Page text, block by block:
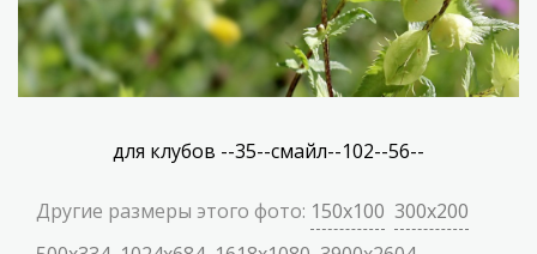
для клубов --35--смайл--102--56--
Другие размеры этого фото: 150x100 300x200